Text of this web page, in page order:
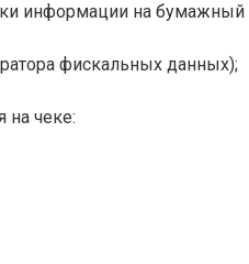
информации на бумажный
фискальных данных);
на чеке: